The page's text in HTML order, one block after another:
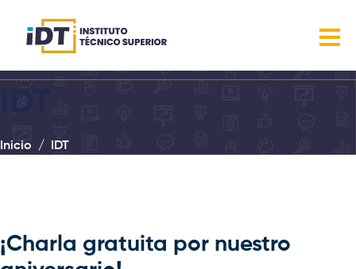
IDT
Inicio IDT
¡Charla gratuita por nuestro